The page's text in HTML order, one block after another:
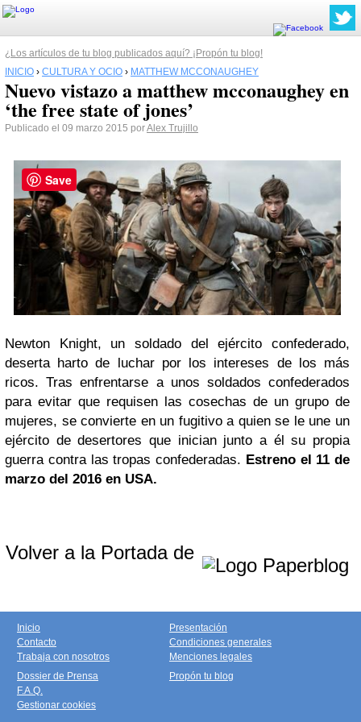
¿Los artículos de tu blog publicados aquí? ¡Propón tu blog!
INICIO › CULTURA Y OCIO › MATTHEW MCCONAUGHEY
Nuevo vistazo a matthew mcconaughey en
‘the free state of jones’
Publicado el 09 marzo 2015 porAlex Trujillo
Newton Knight, un soldado del ejército confederado,
deserta harto de luchar por los intereses de los más
ricos. Tras enfrentarse a unos soldados confederados
para evitar que requisen las cosechas de un grupo de
mujeres, se convierte en un fugitivo a quien se le une un
ejército de desertores que inician junto a él su propia
guerra contra las tropas confederadas. Estreno el 11 de
marzo del 2016 en USA.
Volver a la Portada de
Inicio
Contacto
Trabaja con nosotros
Presentación
Condiciones generales
Menciones legales
Dossier de Prensa
F.A.Q.
Gestionar cookies
Propón tu blog
Save